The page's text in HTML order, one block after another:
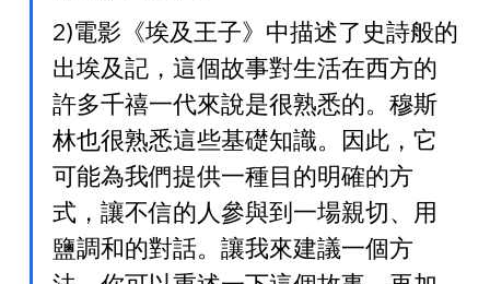
2)電影《埃及王子》中描述了史詩般的
出埃及記，這個故事對生活在西方的
許多千禧一代來說是很熟悉的。穆斯
林也很熟悉這些基礎知識。因此，它
可能為我們提供一種目的明確的方
式，讓不信的人參與到一場親切、用
鹽調和的對話。讓我來建議一個方